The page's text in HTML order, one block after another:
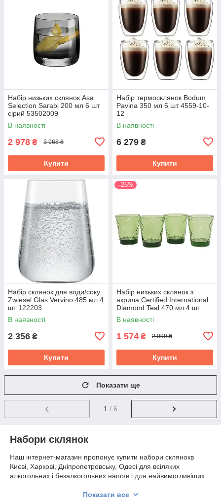
Набір низьких склянок Asa
Selection Sarabi 200 мл 6 шт
сірий 53502009
В наявності
2 978 ₴ 3 968 ₴
Купити
Набір термосклянок Bodum
Pavina 350 мл 6 шт 4559-10-
12
В наявності
6 279 ₴
Купити
Набір склянок для води/соку
Zwiesel Glas Vervino 485 мл 4
шт 122203
В наявності
2 356 ₴
Купити
–25%
Набір низьких склянок з
акрила Certified International
Diamond Teal 470 мл 4 шт
зелений 20436
В наявності
1 574 ₴ 2 099 ₴
Купити
Показати ще
1 / 6
Набори склянок
Наш інтернет-магазин пропонує купити набори склянокв
Києві, Харкові, Дніпропетровську, Одесі для всіляких
алкогольних і безалкогольних напоїв і для найвимогливіших
Показати все